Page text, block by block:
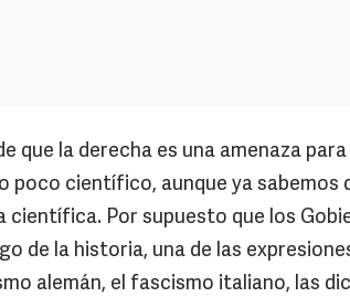
que la derecha es una amenaza
poco científico, aunque ya sabemos
científica. Por supuesto que los
de la historia, una de las
alemán, el fascismo italiano, las